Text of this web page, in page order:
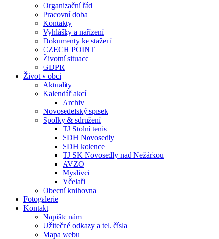
Organizační řád
Pracovní doba
Kontakty
Vyhlášky a nařízení
Dokumenty ke stažení
CZECH POINT
Životní situace
GDPR
Život v obci
Aktuality
Kalendář akcí
Archiv
Novosedelský spisek
Spolky & sdružení
TJ Stolní tenis
SDH Novosedly
SDH kolence
TJ SK Novosedly nad Nežárkou
AVZO
Myslivci
Včelaři
Obecní knihovna
Fotogalerie
Kontakt
Napište nám
Užitečné odkazy a tel. čísla
Mapa webu